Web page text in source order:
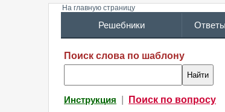
На главную страницу
Решебники
Поиск слова по шаблону
Инструкция Поиск по вопросу